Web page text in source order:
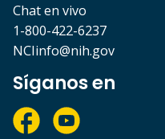
Chat en vivo
1-800-422-6237
NCIinfo@nih.gov
Síganos en